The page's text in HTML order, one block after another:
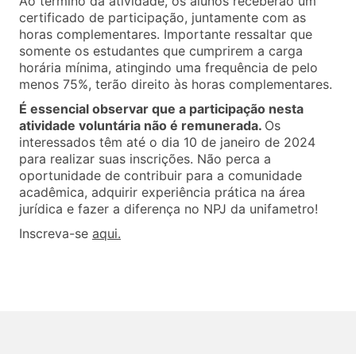
certificado de participação, juntamente com as
horas complementares. Importante ressaltar que
somente os estudantes que cumprirem a carga
horária mínima, atingindo uma frequência de pelo
menos 75%, terão direito às horas complementares.
É essencial observar que a participação nesta
atividade voluntária não é remunerada. Os
interessados têm até o dia 10 de janeiro de 2024
para realizar suas inscrições. Não perca a
oportunidade de contribuir para a comunidade
acadêmica, adquirir experiência prática na área
jurídica e fazer a diferença no NPJ da unifametro!
Inscreva-se aqui.